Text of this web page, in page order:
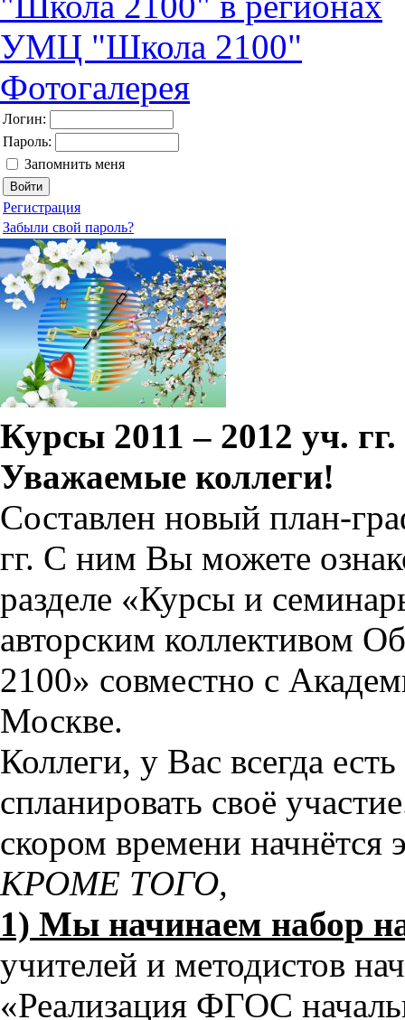
УМЦ "Школа 2100"
Фотогалерея
Логин:
Пароль:
Запомнить меня
Регистрация
Забыли свой пароль?
Курсы 2011 – 2012 уч. гг.
Уважаемые коллеги!
Составлен новый план-
гг. С ним Вы можете
разделе «Курсы и
авторским коллективом
2100» совместно с
Москве.
Коллеги, у Вас всегда
спланировать своё
скором времени начнётся
КРОМЕ ТОГО,
1) Мы начинаем набор
учителей и методистов
«Реализация ФГОС